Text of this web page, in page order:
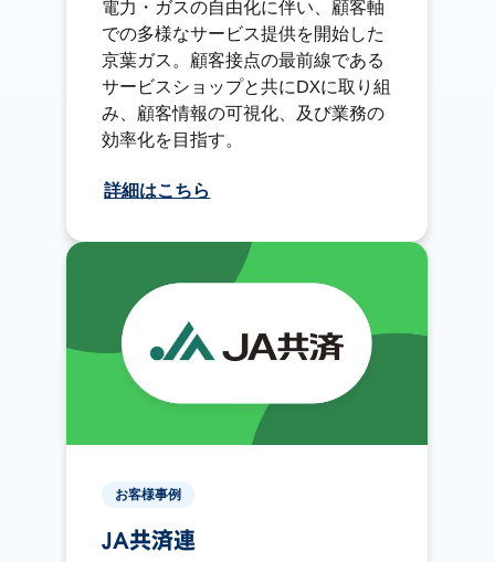
電力・ガスの自由化に伴い、顧客軸
での多様なサービス提供を開始した
京葉ガス。顧客接点の最前線である
サービスショップと共にDXに取り組
み、顧客情報の可視化、及び業務の
効率化を目指す。
詳細はこちら
お客様事例
JA共済連